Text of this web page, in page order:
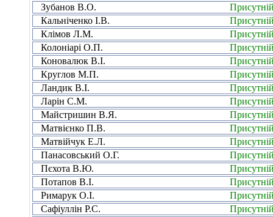
Зубанов В.О.
Кальніченко І.В.
Клімов Л.М.
Колоніарі О.П.
Коновалюк В.І.
Круглов М.П.
Ландик В.І.
Ларін С.М.
Майстришин В.Я.
Матвієнко П.В.
Матвійчук Е.Л.
Панасовський О.Г.
Пєхота В.Ю.
Потапов В.І.
Римарук О.І.
Сафіуллін Р.С.